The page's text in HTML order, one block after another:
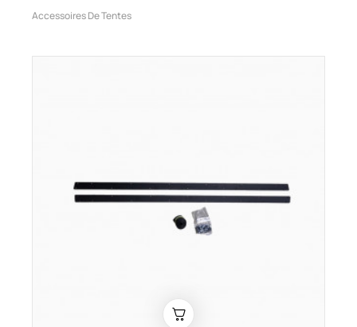
Accessoires De Tentes